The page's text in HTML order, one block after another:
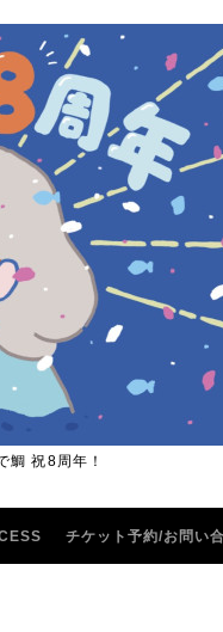
祝8周年！
チケット予約/お問い